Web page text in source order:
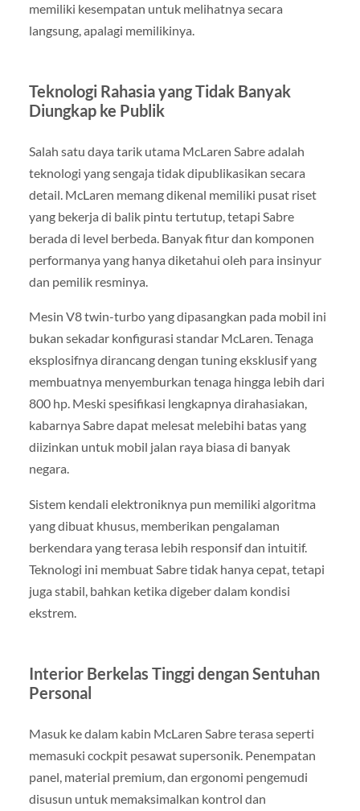
memiliki kesempatan untuk melihatnya secara
langsung, apalagi memilikinya.
Teknologi Rahasia yang Tidak Banyak
Diungkap ke Publik
Salah satu daya tarik utama McLaren Sabre adalah
teknologi yang sengaja tidak dipublikasikan secara
detail. McLaren memang dikenal memiliki pusat riset
yang bekerja di balik pintu tertutup, tetapi Sabre
berada di level berbeda. Banyak fitur dan komponen
performanya yang hanya diketahui oleh para insinyur
dan pemilik resminya.
Mesin V8 twin-turbo yang dipasangkan pada mobil ini
bukan sekadar konfigurasi standar McLaren. Tenaga
eksplosifnya dirancang dengan tuning eksklusif yang
membuatnya menyemburkan tenaga hingga lebih dari
800 hp. Meski spesifikasi lengkapnya dirahasiakan,
kabarnya Sabre dapat melesat melebihi batas yang
diizinkan untuk mobil jalan raya biasa di banyak
negara.
Sistem kendali elektroniknya pun memiliki algoritma
yang dibuat khusus, memberikan pengalaman
berkendara yang terasa lebih responsif dan intuitif.
Teknologi ini membuat Sabre tidak hanya cepat, tetapi
juga stabil, bahkan ketika digeber dalam kondisi
ekstrem.
Interior Berkelas Tinggi dengan Sentuhan
Personal
Masuk ke dalam kabin McLaren Sabre terasa seperti
memasuki cockpit pesawat supersonik. Penempatan
panel, material premium, dan ergonomi pengemudi
disusun untuk memaksimalkan kontrol dan